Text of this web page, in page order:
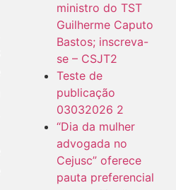
ministro do TST
Guilherme Caputo
Bastos; inscreva-
se – CSJT2
Teste de
publicação
03032026 2
“Dia da mulher
advogada no
Cejusc” oferece
pauta preferencial